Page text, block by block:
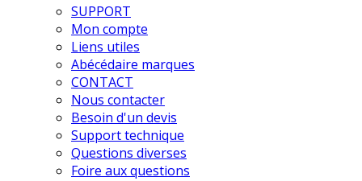
SUPPORT
Mon compte
Liens utiles
Abécédaire marques
CONTACT
Nous contacter
Besoin d'un devis
Support technique
Questions diverses
Foire aux questions